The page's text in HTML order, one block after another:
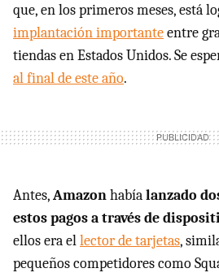
que, en los primeros meses, está
implantación importanteentre
tiendas en Estados Unidos. Se
al final de este año.
Antes,Amazonhabíalanzado
estos pagos a través de
ellos era ellector de tarjetas,
pequeños competidores como